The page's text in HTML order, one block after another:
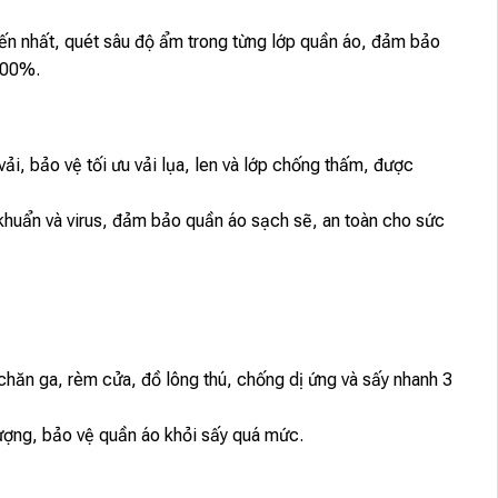
nhất, quét sâu độ ẩm trong từng lớp quần áo, đảm bảo
bảo vệ tối ưu vải lụa, len và lớp chống thấm, được
và virus, đảm bảo quần áo sạch sẽ, an toàn cho sức
ga, rèm cửa, đồ lông thú, chống dị ứng và sấy nhanh 3
bảo vệ quần áo khỏi sấy quá mức.